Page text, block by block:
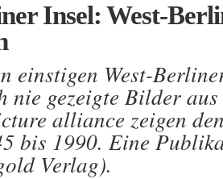
Insel: West-
einstigen West-
nie gezeigte Bilder
alliance zeigen
bis 1990. Eine
Verlag).